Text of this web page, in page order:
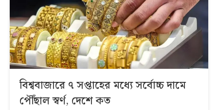
বিশ্ববাজারে ৭ সপ্তাহের মধ্যে সর্বোচ্চ দামে
পৌঁছাল স্বর্ণ, দেশে কত